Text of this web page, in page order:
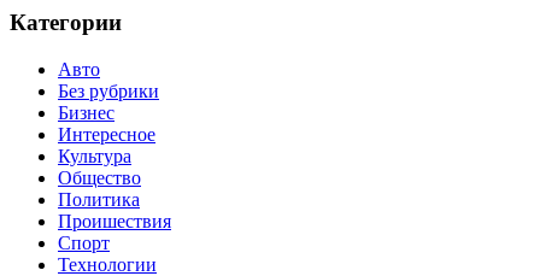
Категории
Авто
Без рубрики
Бизнес
Интересное
Культура
Общество
Политика
Проишествия
Спорт
Технологии